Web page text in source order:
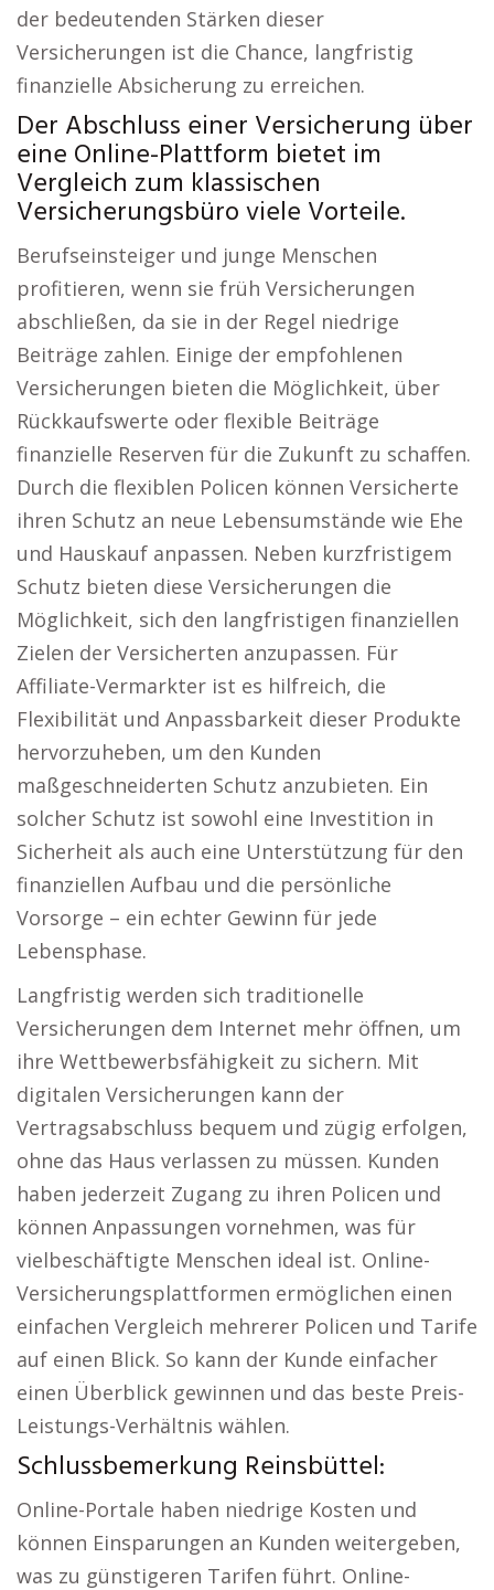
der bedeutenden Stärken dieser
Versicherungen ist die Chance, langfristig
finanzielle Absicherung zu erreichen.
Der Abschluss einer Versicherung über
eine Online-Plattform bietet im
Vergleich zum klassischen
Versicherungsbüro viele Vorteile.
Berufseinsteiger und junge Menschen
profitieren, wenn sie früh Versicherungen
abschließen, da sie in der Regel niedrige
Beiträge zahlen. Einige der empfohlenen
Versicherungen bieten die Möglichkeit, über
Rückkaufswerte oder flexible Beiträge
finanzielle Reserven für die Zukunft zu schaffen.
Durch die flexiblen Policen können Versicherte
ihren Schutz an neue Lebensumstände wie Ehe
und Hauskauf anpassen. Neben kurzfristigem
Schutz bieten diese Versicherungen die
Möglichkeit, sich den langfristigen finanziellen
Zielen der Versicherten anzupassen. Für
Affiliate-Vermarkter ist es hilfreich, die
Flexibilität und Anpassbarkeit dieser Produkte
hervorzuheben, um den Kunden
maßgeschneiderten Schutz anzubieten. Ein
solcher Schutz ist sowohl eine Investition in
Sicherheit als auch eine Unterstützung für den
finanziellen Aufbau und die persönliche
Vorsorge – ein echter Gewinn für jede
Lebensphase.
Langfristig werden sich traditionelle
Versicherungen dem Internet mehr öffnen, um
ihre Wettbewerbsfähigkeit zu sichern. Mit
digitalen Versicherungen kann der
Vertragsabschluss bequem und zügig erfolgen,
ohne das Haus verlassen zu müssen. Kunden
haben jederzeit Zugang zu ihren Policen und
können Anpassungen vornehmen, was für
vielbeschäftigte Menschen ideal ist. Online-
Versicherungsplattformen ermöglichen einen
einfachen Vergleich mehrerer Policen und Tarife
auf einen Blick. So kann der Kunde einfacher
einen Überblick gewinnen und das beste Preis-
Leistungs-Verhältnis wählen.
Schlussbemerkung Reinsbüttel:
Online-Portale haben niedrige Kosten und
können Einsparungen an Kunden weitergeben,
was zu günstigeren Tarifen führt. Online-